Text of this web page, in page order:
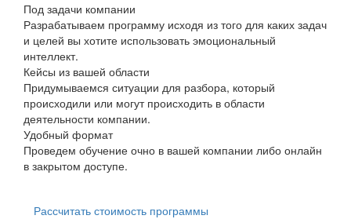
Под задачи компании
Разрабатываем программу исходя из того для каких задач
и целей вы хотите использовать эмоциональный
интеллект.
Кейсы из вашей области
Придумываемся ситуации для разбора, который
происходили или могут происходить в области
деятельности компании.
Удобный формат
Проведем обучение очно в вашей компании либо онлайн
в закрытом доступе.
Рассчитать стоимость программы